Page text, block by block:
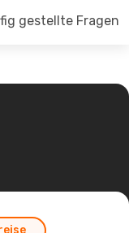
gestellte Fragen